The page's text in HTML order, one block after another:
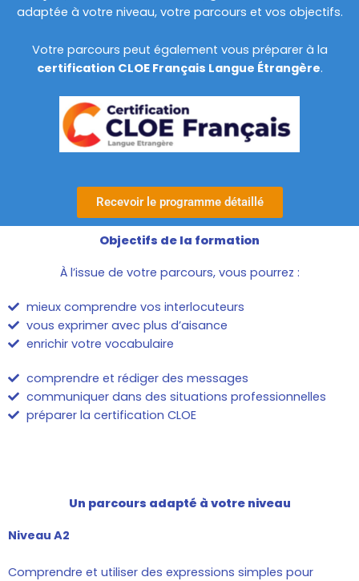
adaptée à votre niveau, votre parcours et vos objectifs.
Votre parcours peut également vous préparer à la
certification CLOE Français Langue Étrangère.
Recevoir le programme détaillé
Objectifs de la formation
À l’issue de votre parcours, vous pourrez :
mieux comprendre vos interlocuteurs
vous exprimer avec plus d’aisance
enrichir votre vocabulaire
comprendre et rédiger des messages
communiquer dans des situations professionnelles
préparer la certification CLOE
Un parcours adapté à votre niveau
Niveau A2
Comprendre et utiliser des expressions simples pour